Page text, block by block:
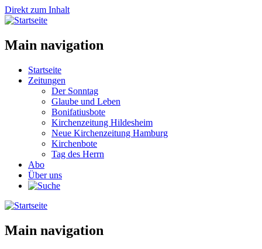
Direkt zum Inhalt
Main navigation
Startseite
Zeitungen
Der Sonntag
Glaube und Leben
Bonifatiusbote
Kirchenzeitung Hildesheim
Neue Kirchenzeitung Hamburg
Kirchenbote
Tag des Herrn
Abo
Über uns
Main navigation